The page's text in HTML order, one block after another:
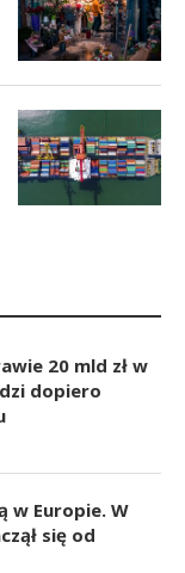
20 mld zł w
dopiero
w Europie. W
się od